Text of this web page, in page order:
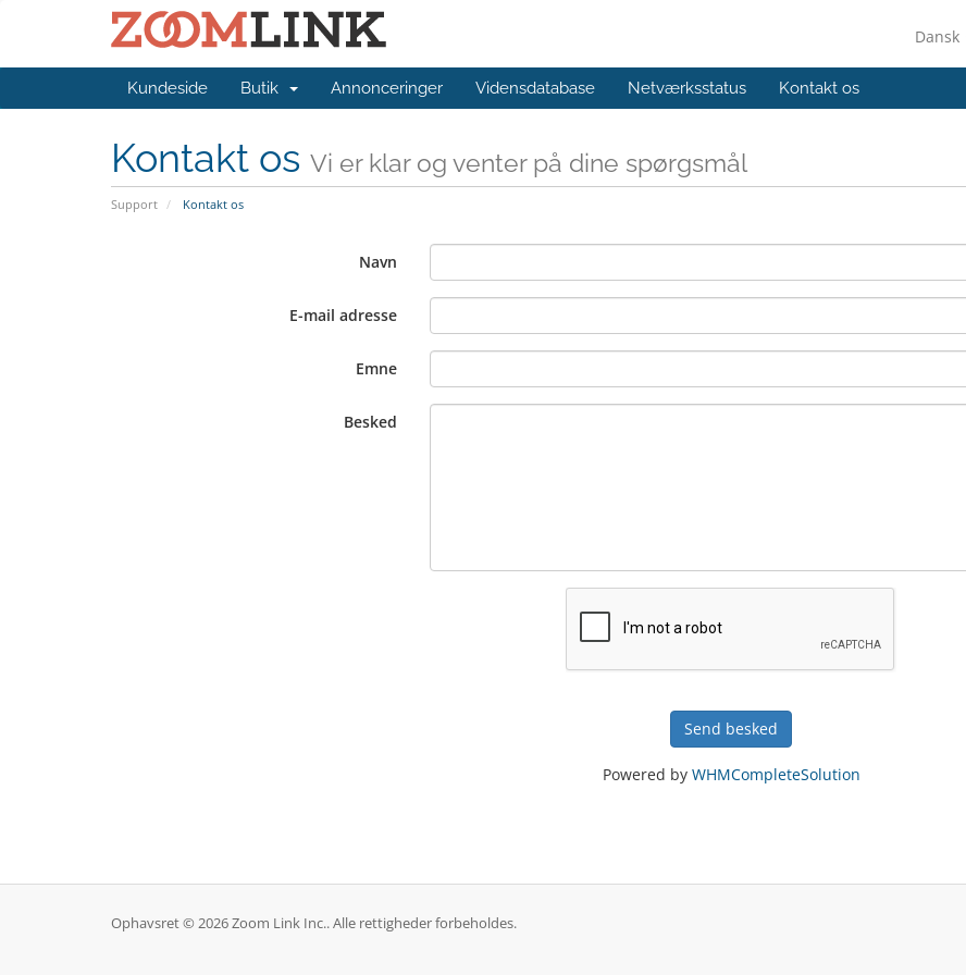
Dansk
Kundeside Butik Annonceringer Vidensdatabase Netværksstatus Kontakt os
Kontakt os Vi er klar og venter på dine spørgsmål
Support Kontakt os
Navn
E-mail adresse
Emne
Besked
Send besked
Powered by WHMCompleteSolution
Ophavsret © 2026 Zoom Link Inc.. Alle rettigheder forbeholdes.